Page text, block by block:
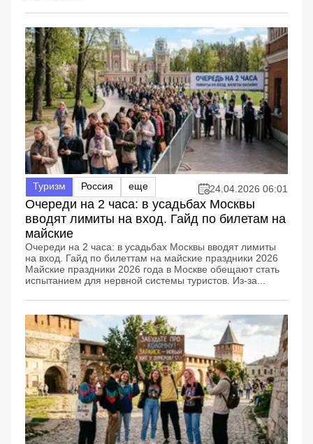
Туризм Россия еще 24.04.2026 06:01
Очереди на 2 часа: в усадьбах Москвы
вводят лимиты на вход. Гайд по билетам на
майские
Очереди на 2 часа: в усадьбах Москвы вводят лимиты
на вход. Гайд по билеттам на майские праздники 2026
Майские праздники 2026 года в Москве обещают стать
испытанием для нервной системы туристов. Из-за...